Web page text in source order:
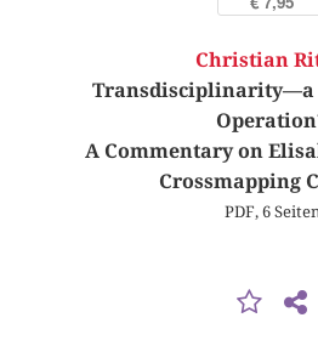
Christian
Transdisciplinarity—a
A Commentary on
Crossmapping
PDF, 6